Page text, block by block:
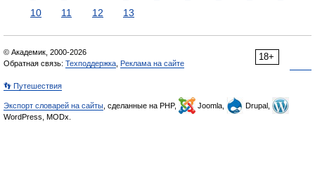
10
11 12 13
18+
© Академик, 2000-2026
Обратная связь: Техподдержка Реклама на сайте
👣 Путешествия
Экспорт словарей на сайты , сделанные на PHP, Joomla,
Drupal,
WordPress, MODx.